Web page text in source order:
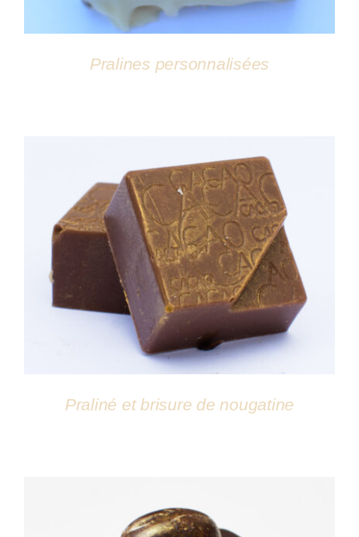
Pralines personnalisées
DÉTAILS
Praliné et brisure de nougatine